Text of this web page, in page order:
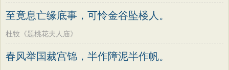
至竟息亡缘底事，可怜金谷坠楼人。
杜牧《题桃花夫人庙》
春风举国裁宫锦，半作障泥半作帆。